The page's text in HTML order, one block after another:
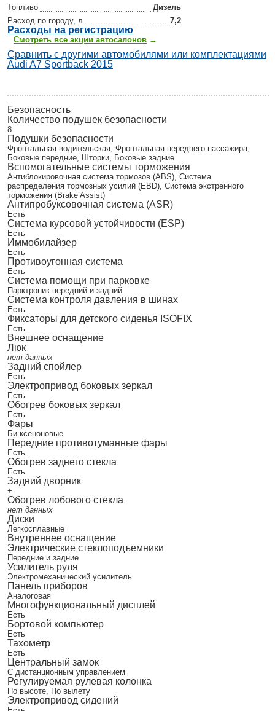
Топливо
Дизель
Расход по городу, л
7,2
Расходы на регистрацию
Смотреть все акции автосалонов →
Сравнить с другими автомобилями или комплектациями
Audi A7 Sportback 2015
Безопасность
Количество подушек безопасности
8
Подушки безопасности
Фронтальная водительская, Фронтальная переднего пассажира,
Боковые передние, Шторки, Боковые задние
Вспомогательные системы торможения
Антиблокировочная система тормозов (ABS), Система
распределения тормозных усилий (EBD), Система экстренного
торможения (Brake Assist)
Антипробуксовочная система (ASR)
Есть
Система курсовой устойчивости (ESP)
Есть
Иммобилайзер
Есть
Противоугонная система
Есть
Система помощи при парковке
Парктроник передний и задний
Система контроля давления в шинах
Есть
Фиксаторы для детского сиденья ISOFIX
Есть
Внешнее оснащение
Люк
нет данных
Задний спойлер
Есть
Электропривод боковых зеркал
Есть
Обогрев боковых зеркал
Есть
Фары
Би-ксеноновые
Передние противотуманные фары
Есть
Обогрев заднего стекла
Есть
Задний дворник
+
Обогрев лобового стекла
нет данных
Диски
Легкосплавные
Внутреннее оснащение
Электрические стеклоподъемники
Передние и задние
Усилитель руля
Электромеханический усилитель
Панель приборов
Аналоговая
Многофункциональный дисплей
Есть
Бортовой компьютер
Есть
Тахометр
Есть
Центральный замок
С дистанционным управлением
Регулируемая рулевая колонка
По высоте, По вылету
Электропривод сидений